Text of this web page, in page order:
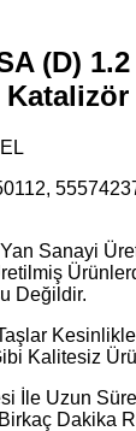
(D)
Yan Sanayi
Değildir.
Taşlar
Kalitesiz
İle Uzun
Dakika